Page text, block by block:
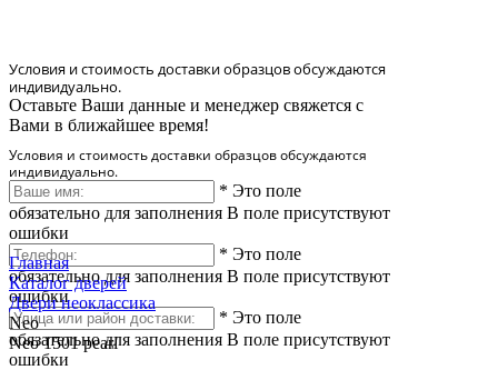
Условия и стоимость доставки образцов обсуждаются
индивидуально.
Оставьте Ваши данные и менеджер свяжется с
Вами в ближайшее время!
Условия и стоимость доставки образцов обсуждаются
индивидуально.
* Это поле
обязательно для заполнения В поле присутствуют
ошибки
* Это поле
обязательно для заполнения В поле присутствуют
ошибки
* Это поле
обязательно для заполнения В поле присутствуют
ошибки
Главная
Каталог дверей
Двери неоклассика
Neo
Neo 1501 pearl